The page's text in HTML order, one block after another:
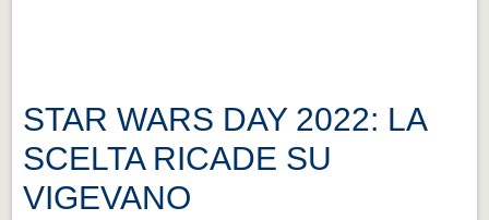
STAR WARS DAY 2022: LA
SCELTA RICADE SU
VIGEVANO